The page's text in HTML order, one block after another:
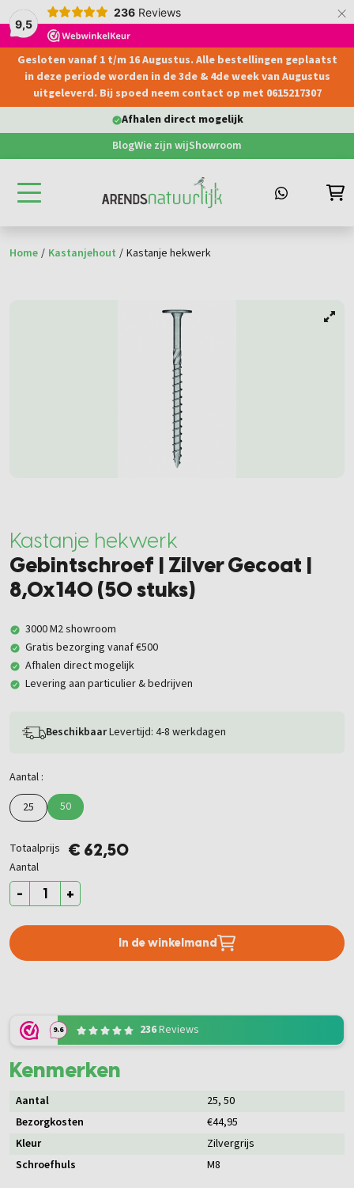
9,5
236 Reviews ×
Gesloten vanaf 1 t/m 16 Augustus. Alle bestellingen geplaatst
in deze periode worden in de 3de & 4de week van Augustus
uitgeleverd. Bij spoed neem contact op met 0615217307
Afhalen direct mogelijk
BlogWie zijn wijShowroom
Home / Kastanjehout / Kastanje hekwerk
Kastanje hekwerk
Gebintschroef | Zilver Gecoat |
8,0x140 (50 stuks)
3000 M2 showroom
Gratis bezorging vanaf €500
Afhalen direct mogelijk
Levering aan particulier & bedrijven
BeschikbaarLevertijd: 4-8 werkdagen
Aantal :
25
50
Totaalprijs € 62,50
Aantal
- +
In de winkelmand
9.6 236Reviews
Kenmerken
Aantal 25, 50
Bezorgkosten
€44,95
Kleur
Zilvergrijs
Schroefhuls
M8